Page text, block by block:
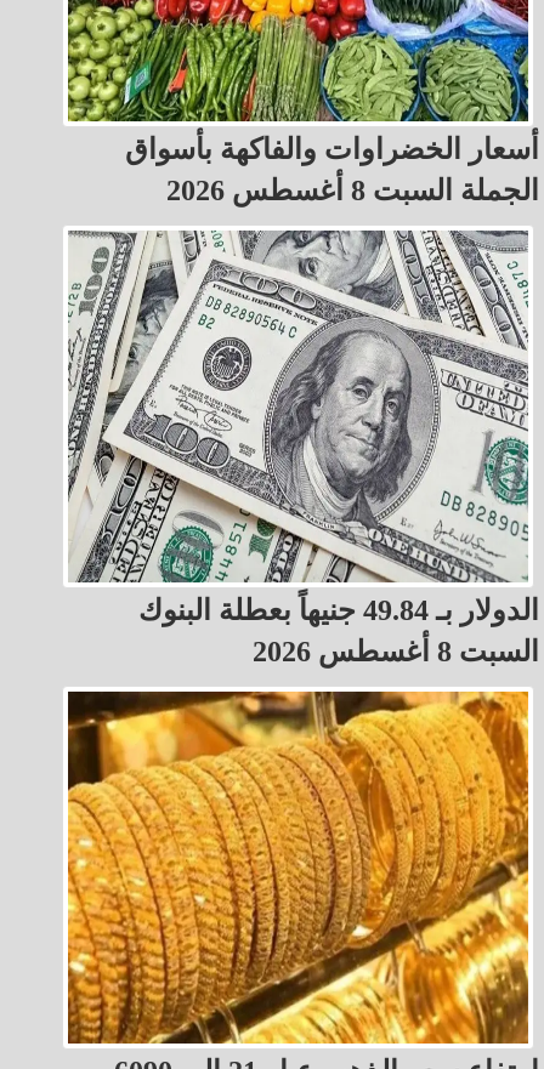
أسعار الخضراوات والفاكهة بأسواق
الجملة السبت 8 أغسطس 2026
الدولار بـ 49.84 جنيهاً بعطلة البنوك
السبت 8 أغسطس 2026